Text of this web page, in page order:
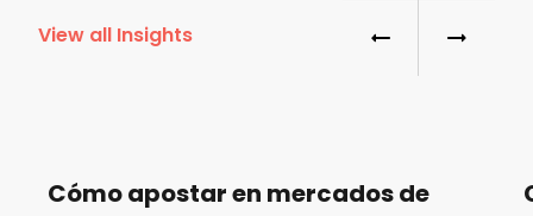
View all Insights
Cómo apostar en mercados de